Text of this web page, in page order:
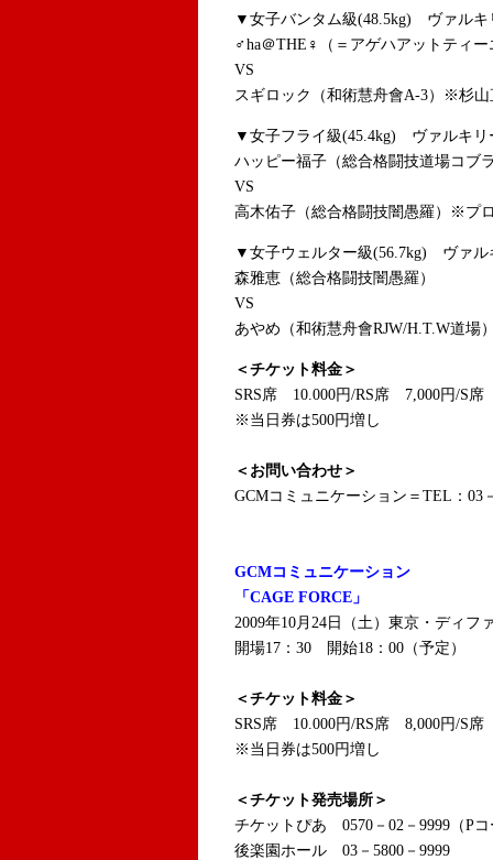
▼女子バンタム級(48.5kg) ヴァル
♂ha＠THE♀（＝アゲハアットティ
VS
スギロック（和術慧舟會A-3）※杉
▼女子フライ級(45.4kg) ヴァルキ
ハッピー福子（総合格闘技道場コブ
VS
高木佑子（総合格闘技闇愚羅）※プ
▼女子ウェルター級(56.7kg) ヴァ
森雅恵（総合格闘技闇愚羅）
VS
あやめ（和術慧舟會RJW/H.T.W道
＜チケット料金＞
SRS席 10.000円/RS席 7,000円/S
※当日券は500円増し
＜お問い合わせ＞
GCMコミュニケーション＝TEL：03
GCMコミュニケーション
「CAGE FORCE」
2009年10月24日（土）東京・ディフ
開場17：30 開始18：00（予定）
＜チケット料金＞
SRS席 10.000円/RS席 8,000円/S
※当日券は500円増し
＜チケット発売場所＞
チケットぴあ 0570－02－9999（Pコ
後楽園ホール 03－5800－9999